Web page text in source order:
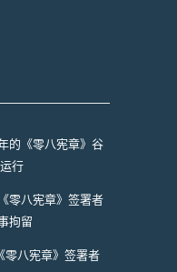
的《零八宪章》谷
行
零八宪章》签署者
拘留
零八宪章》签署者